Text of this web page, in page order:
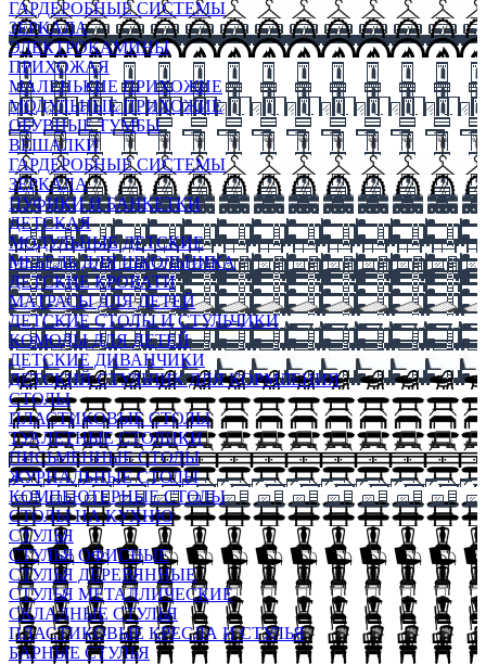
ГАРДЕРОБНЫЕ СИСТЕМЫ
ЗЕРКАЛА
ЭЛЕКТРОКАМИНЫ
ПРИХОЖАЯ
МАЛЕНЬКИЕ ПРИХОЖИЕ
МОДУЛЬНЫЕ ПРИХОЖИЕ
ОБУВНЫЕ ТУМБЫ
ВЕШАЛКИ
ГАРДЕРОБНЫЕ СИСТЕМЫ
ЗЕРКАЛА
ПУФИКИ И БАНКЕТКИ
ДЕТСКАЯ
МОДУЛЬНЫЕ ДЕТСКИЕ
МЕБЕЛЬ ДЛЯ ШКОЛЬНИКА
ДЕТСКИЕ КРОВАТИ
МАТРАСЫ ДЛЯ ДЕТЕЙ
ДЕТСКИЕ СТОЛЫ И СТУЛЬЧИКИ
КОМОДЫ ДЛЯ ДЕТЕЙ
ДЕТСКИЕ ДИВАНЧИКИ
ДЕТСКИЙ СТУЛЬЧИК ДЛЯ КОРМЛЕНИЯ
СТОЛЫ
ПЛАСТИКОВЫЕ СТОЛЫ
ТУАЛЕТНЫЕ СТОЛИКИ
ПИСЬМЕННЫЕ СТОЛЫ
ЖУРНАЛЬНЫЕ СТОЛЫ
КОМПЬЮТЕРНЫЕ СТОЛЫ
СТОЛЫ НА КУХНЮ
СТУЛЬЯ
СТУЛЬЯ ОФИСНЫЕ
СТУЛЬЯ ДЕРЕВЯННЫЕ
СТУЛЬЯ МЕТАЛЛИЧЕСКИЕ
СКЛАДНЫЕ СТУЛЬЯ
ПЛАСТИКОВЫЕ КРЕСЛА И СТУЛЬЯ
БАРНЫЕ СТУЛЬЯ